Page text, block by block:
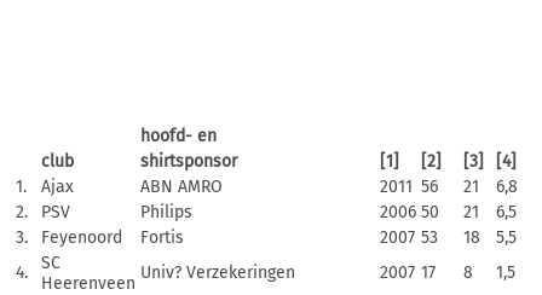
hoofd- en
club
shirtsponsor [1] [2] [3]
[4]
1.
Ajax ABN AMRO 2011 56 21
6,8
2.
PSV Philips 2006 50 21
6,5
3.
Feyenoord Fortis 2007 53 18
5,5
4.
SC
Heerenveen
Univ? Verzekeringen 2007 17 8
1,5